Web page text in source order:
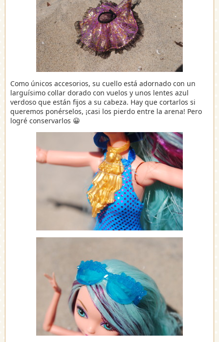
Como únicos accesorios, su cuello está adornado con un
larguísimo collar dorado con vuelos y unos lentes azul
verdoso que están fijos a su cabeza. Hay que cortarlos si
queremos ponérselos, ¡casi los pierdo entre la arena! Pero
logré conservarlos 😀